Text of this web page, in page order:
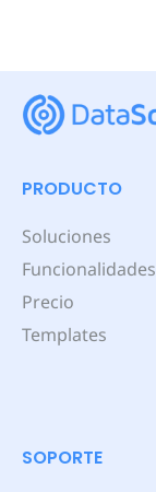
PRODUCTO
Soluciones
Funcionalidades
Precio
Templates
SOPORTE